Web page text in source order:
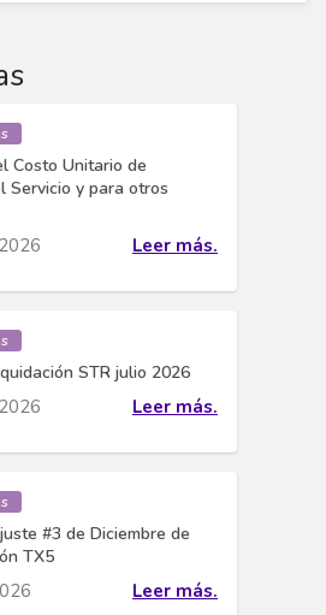
Costo Unitario de
Servicio y para otros
Leer más.
STR julio 2026
Leer más.
#3 de Diciembre de
TX5
Leer más.